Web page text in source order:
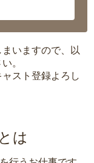
いますので、以
。
スト登録よろし
は